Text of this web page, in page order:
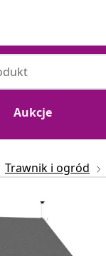
Aukcje
Trawnik i ogród